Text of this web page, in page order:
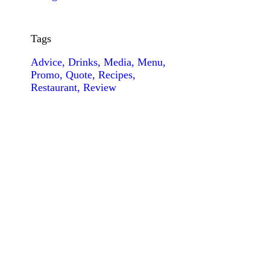
Tags
Advice Drinks Media Menu
Promo Quote Recipes
Restaurant Review